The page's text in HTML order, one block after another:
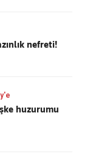
nefreti!
huzurumu